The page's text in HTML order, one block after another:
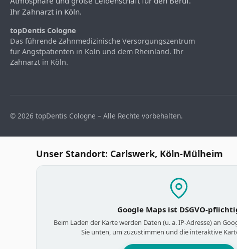
Ihr Zahnarzt in Köln.
topDentis Cologne
Das führende Zahnmedizinische Versorgungszentrum
für Angstpatienten in Köln und dem Rheinland. Ihr
Zahnarzt in Köln.
© 2026 topDentis Cologne – Alle Rechte vorbehalten.
Unser Standort: Carlswerk, Köln-Mülheim
Google Maps ist DSGVO-
Beim Laden der Karte werden Daten (u. a. IP-Adresse) an
Sie unten, um zuzustimmen und die interaktive